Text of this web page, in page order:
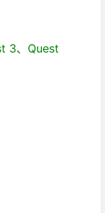
3、Quest